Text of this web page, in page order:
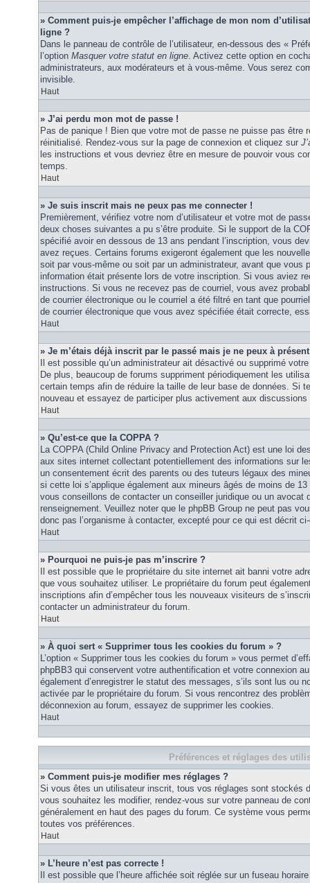
» Comment puis-je empêcher l’affichage de mon nom
ligne ?
Dans le panneau de contrôle de l’utilisateur, en-dessous des «
l’option Masquer votre statut en ligne. Activez cette option en
administrateurs, aux modérateurs et à vous-même. Vous serez
invisible.
Haut
» J’ai perdu mon mot de passe !
Pas de panique ! Bien que votre mot de passe ne puisse pas être
réinitialisé. Rendez-vous sur la page de connexion et cliquez sur
les instructions et vous devriez être en mesure de pouvoir vous
temps.
Haut
» Je suis inscrit mais ne peux pas me connecter !
Premièrement, vérifiez votre nom d’utilisateur et votre mot de
deux choses suivantes a pu s’être produite. Si le support de la
spécifié avoir en dessous de 13 ans pendant l’inscription, vous
avez reçues. Certains forums exigeront également que les
soit par vous-même ou soit par un administrateur, avant que vous
information était présente lors de votre inscription. Si vous aviez
instructions. Si vous ne recevez pas de courriel, vous avez
de courrier électronique ou le courriel a été filtré en tant que
de courrier électronique que vous avez spécifiée était correcte,
Haut
» Je m’étais déjà inscrit par le passé mais je ne peux à
Il est possible qu’un administrateur ait désactivé ou supprimé
De plus, beaucoup de forums suppriment périodiquement les
certain temps afin de réduire la taille de leur base de données. Si
nouveau et essayez de participer plus activement aux
Haut
» Qu’est-ce que la COPPA ?
La COPPA (Child Online Privacy and Protection Act) est une loi
aux sites internet collectant potentiellement des informations sur
un consentement écrit des parents ou des tuteurs légaux des
si cette loi s’applique également aux mineurs âgés de moins de
vous conseillons de contacter un conseiller juridique ou un avocat
renseignement. Veuillez noter que le phpBB Group ne peut pas
donc pas l’organisme à contacter, excepté pour ce qui est décrit
Haut
» Pourquoi ne puis-je pas m’inscrire ?
Il est possible que le propriétaire du site internet ait banni votre
que vous souhaitez utiliser. Le propriétaire du forum peut
inscriptions afin d’empêcher tous les nouveaux visiteurs de
contacter un administrateur du forum.
Haut
» À quoi sert « Supprimer tous les cookies du forum » ?
L’option « Supprimer tous les cookies du forum » vous permet
phpBB3 qui conservent votre authentification et votre connexion
également d’enregistrer le statut des messages, s’ils sont lus ou
activée par le propriétaire du forum. Si vous rencontrez des
déconnexion au forum, essayez de supprimer les cookies.
Haut
Préférences et réglages des
» Comment puis-je modifier mes réglages ?
Si vous êtes un utilisateur inscrit, tous vos réglages sont stockés
vous souhaitez les modifier, rendez-vous sur votre panneau de
généralement en haut des pages du forum. Ce système vous
toutes vos préférences.
Haut
» L’heure n’est pas correcte !
Il est possible que l’heure affichée soit réglée sur un fuseau